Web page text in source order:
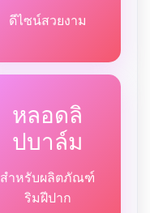
ดีไซน์สวยงาม
หลอดลิ
ปบาล์ม
สำหรับผลิตภัณฑ์
ริมฝีปาก